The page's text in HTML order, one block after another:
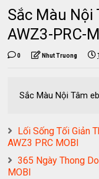
Sắc Màu Nội
AWZ3-PRC-
0 Nhut Truong
Sắc Màu Nội Tâm
Lối Sống Tối Giản
AWZ3 PRC MOBI
365 Ngày Thong
MOBI